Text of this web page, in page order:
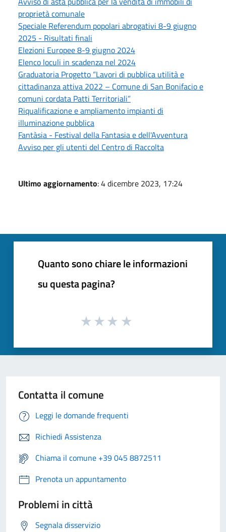
proprietà comunale
Speciale Referendum popolari abrogativi 8-9 giugno
2025 - Risultati finali
Elezioni Europee 8-9 giugno 2024
Elenco loculi in scadenza nel 2024
Graduatoria Progetto “Lavori di pubblica utilità e
cittadinanza attiva 2022 – Comune di San Bonifacio e
comuni cordata Patti Territoriali”
Riqualificazione e ampliamento impianti di
illuminazione pubblica
Fantàsia - Festival della Fantasia e dell'Avventura
Avviso per gli utenti del Centro di Raccolta
Ultimo aggiornamento: 4 dicembre 2023, 17:24
Quanto sono chiare le informazioni
su questa pagina?
Contatta il comune
Leggi le domande frequenti
Richiedi Assistenza
Chiama il comune +39 045 8872511
Prenota un appuntamento
Problemi in città
Segnala disservizio